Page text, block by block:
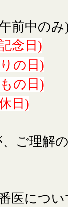
前中のみ
念日)
の日)
の日)
日)
ご理解
医につい